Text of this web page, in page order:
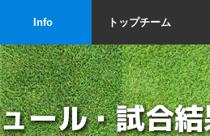
Info トップチーム
ール・試合